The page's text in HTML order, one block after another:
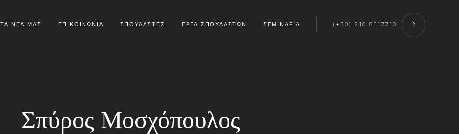
(+30) 210 8217710
ΤΑ ΝΕΑ ΜΑΣ ΕΠΙΚΟΙΝΩΝΙΑ ΣΠΟΥΔΑΣΤΕΣ ΕΡΓΑ ΣΠΟΥΔΑΣΤΩΝ ΣΕΜΙΝΑΡΙΑ
Σπύρος Μοσχόπουλος